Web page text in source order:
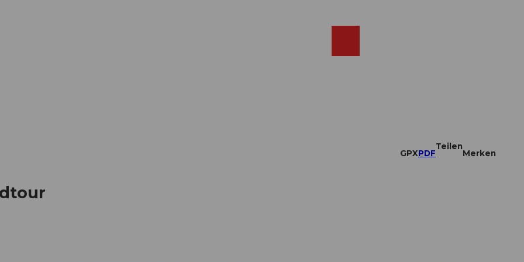
GPXPDF
Teilen
Merken